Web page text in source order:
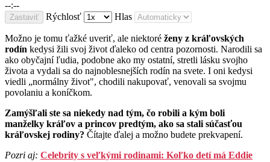
--:--
Zastaviť Rýchlosť Hlas
Možno je tomu ťažké uveriť, ale niektoré ženy z kráľovských
rodín kedysi žili svoj život ďaleko od centra pozornosti. Narodili sa
ako obyčajní ľudia, podobne ako my ostatní, stretli lásku svojho
života a vydali sa do najnoblesnejších rodín na svete. I oni kedysi
viedli „normálny život", chodili nakupovať, venovali sa svojmu
povolaniu a koníčkom.
Zamýšľali ste sa niekedy nad tým, čo robili a kým boli
manželky kráľov a princov predtým, ako sa stali súčasťou
kráľovskej rodiny? Čítajte ďalej a možno budete prekvapení.
Pozri aj: Celebrity s veľkými rodinami: Koľko detí má Eddie